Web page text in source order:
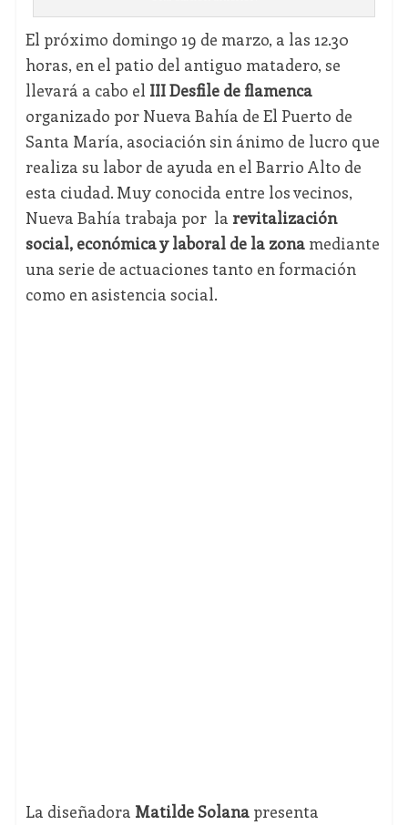
El próximo domingo 19 de marzo, a las 12.30
horas, en el patio del antiguo matadero, se
llevará a cabo el III Desfile de flamenca
organizado por Nueva Bahía de El Puerto de
Santa María, asociación sin ánimo de lucro que
realiza su labor de ayuda en el Barrio Alto de
esta ciudad. Muy conocida entre los vecinos,
Nueva Bahía trabaja por la revitalización
social, económica y laboral de la zonamediante
una serie de actuaciones tanto en formación
como en asistencia social.
La diseñadora Matilde Solanapresenta